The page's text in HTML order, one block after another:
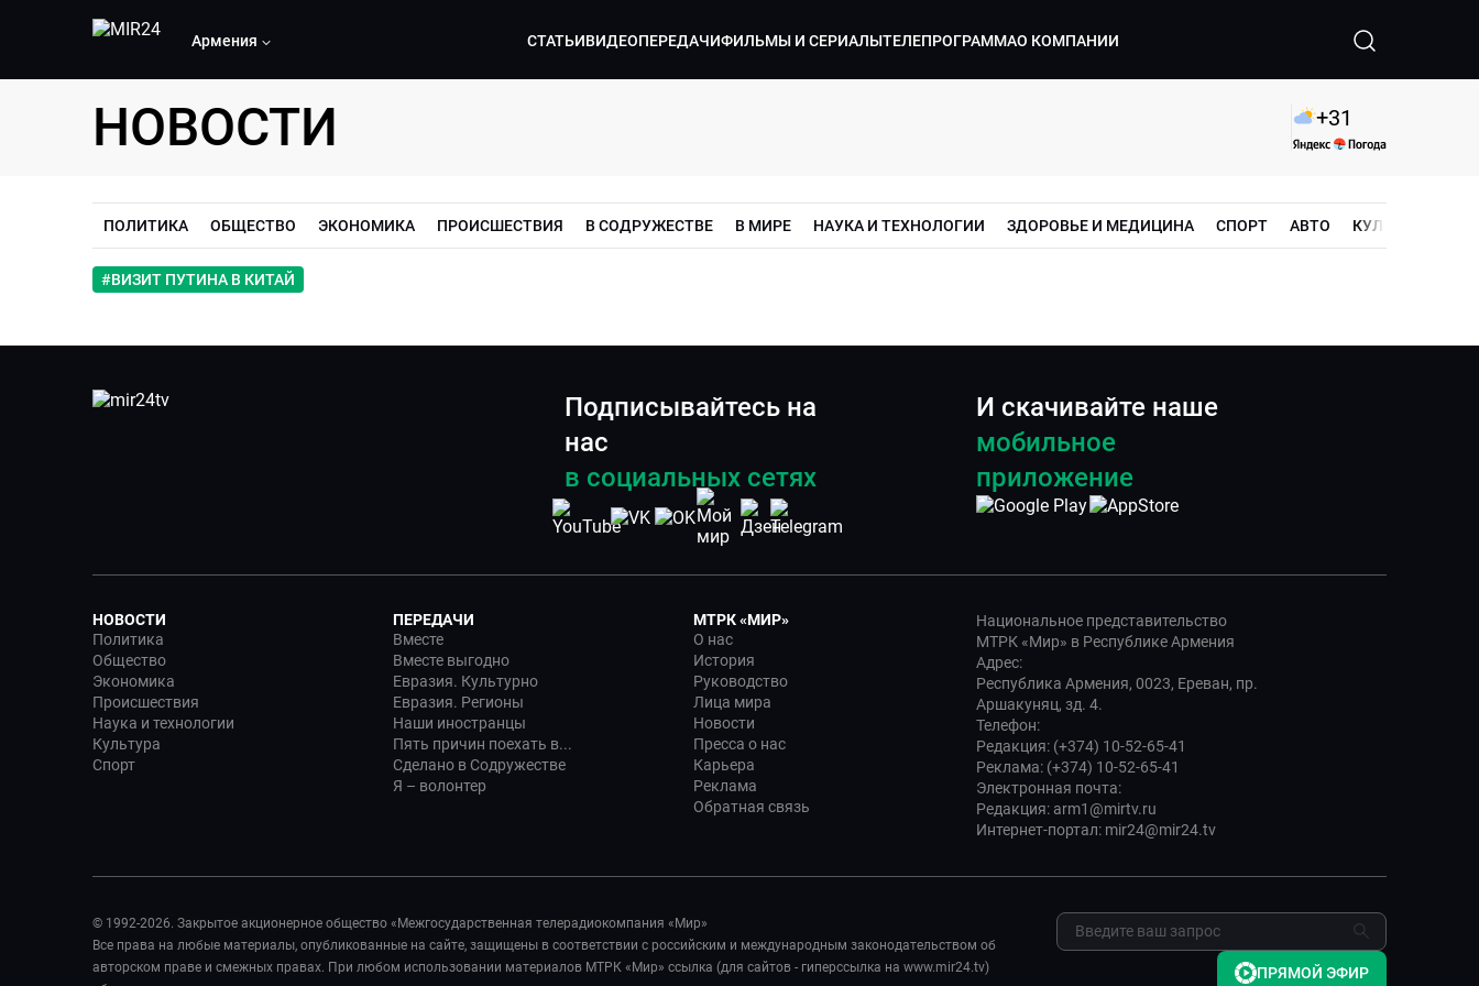
Армения СТАТЬИВИДЕОПЕРЕДАЧИФИЛЬМЫ И СЕРИАЛЫТЕЛЕПРОГРАММАО КОМПАНИИ
НОВОСТИ +31
ПОЛИТИКА ОБЩЕСТВО ЭКОНОМИКА ПРОИСШЕСТВИЯ В СОДРУЖЕСТВЕ В МИРЕ НАУКА И ТЕХНОЛОГИИ ЗДОРОВЬЕ И МЕДИЦИНА СПОРТ АВТО КУЛЬТУРА
#ВИЗИТ ПУТИНА В КИТАЙ
Подписывайтесь на
нас
в социальных сетях
И скачивайте наше
мобильное
приложение
НОВОСТИ
Политика
Общество
Экономика
Происшествия
Наука и технологии
Культура
Спорт
ПЕРЕДАЧИ
Вместе
Вместе выгодно
Евразия. Культурно
Евразия. Регионы
Наши иностранцы
Пять причин поехать в...
Сделано в Содружестве
Я – волонтер
МТРК «МИР»
О нас
История
Руководство
Лица мира
Новости
Пресса о нас
Карьера
Реклама
Обратная связь
Национальное представительство
МТРК «Мир» в Республике Армения
Адрес:
Республика Армения, 0023, Ереван, пр.
Аршакуняц, зд. 4.
Телефон:
Редакция: (+374) 10-52-65-41
Реклама: (+374) 10-52-65-41
Электронная почта:
Редакция: arm1@mirtv.ru
Интернет-портал: mir24@mir24.tv
© 1992-2026. Закрытое акционерное общество «Межгосударственная телерадиокомпания «Мир»
Все права на любые материалы, опубликованные на сайте, защищены в соответствии с российским и международным законодательством об
авторском праве и смежных правах. При любом использовании материалов МТРК «Мир» ссылка (для сайтов - гиперссылка на www.mir24.tv)
ПРЯМОЙ ЭФИР